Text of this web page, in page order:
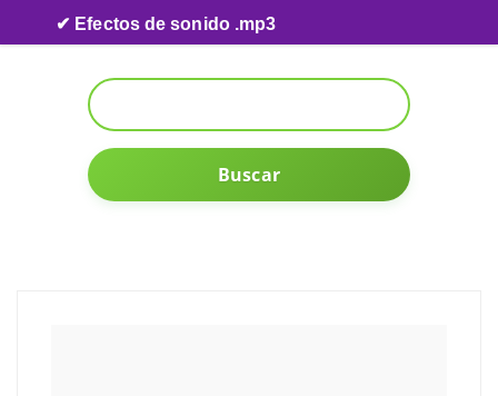
Skip to content
✔ Efectos de sonido .mp3
Buscar